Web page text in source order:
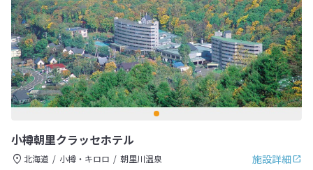
小樽朝里クラッセホテル
施設詳細
北海道 小樽・キロロ
朝里川温泉